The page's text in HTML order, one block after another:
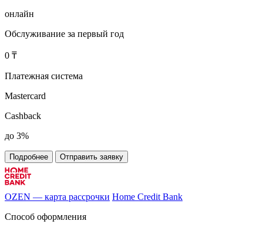
онлайн
Обслуживание за первый год
0 ₸
Платежная система
Mastercard
Cashback
до 3%
Подробнее Отправить заявку
OZEN — карта рассрочки Home Credit Bank
Способ оформления